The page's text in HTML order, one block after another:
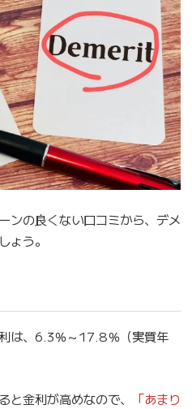
ンの良くない口コミから、デメ
ょう。
は、6.3％～17.8％（実質年
金利が高めなので、
「あまり